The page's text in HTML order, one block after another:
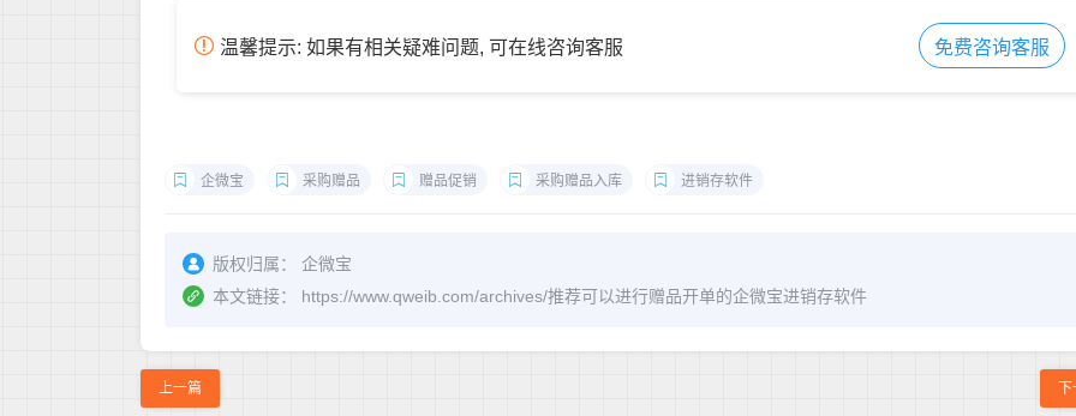
温馨提示: 如果有相关疑难问题, 可在线咨询客服 免费咨询客服
企微宝 采购赠品 赠品促销 采购赠品入库 进销存软件
版权归属：
企微宝
本文链接：
https://www.qweib.com/archives/推荐可以进行赠品开单的企微宝进销存软件
上一篇 下